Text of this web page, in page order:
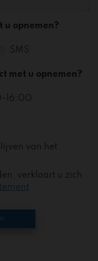
u opnemen?
SMS
met u opnemen?
16:00
van het
verklaart u zich